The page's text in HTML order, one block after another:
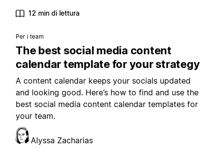
12 min di lettura
Per i team
The best social media content
calendar template for your strategy
A content calendar keeps your socials updated
and looking good. Here’s how to find and use the
best social media content calendar templates for
your team.
Alyssa Zacharias